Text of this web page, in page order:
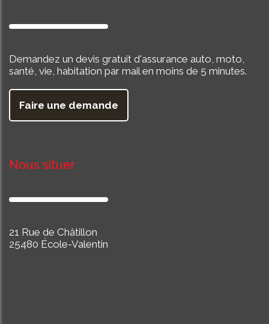
Demandez un devis gratuit d'assurance auto, moto,
santé, vie, habitation par mail en moins de 5 minutes.
Faire une demande
Nous situer
21 Rue de Châtillon
25480 École-Valentin